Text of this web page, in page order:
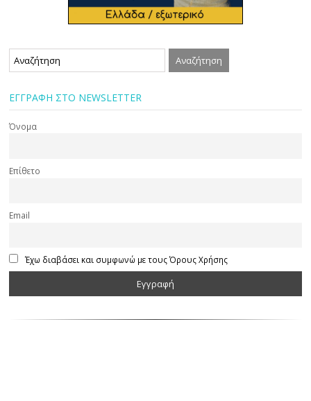
ΕΓΓΡΑΦΗ ΣΤΟ NEWSLETTER
Όνομα
Επίθετο
Email
Έχω διαβάσει και συμφωνώ με τους Όρους Χρήσης